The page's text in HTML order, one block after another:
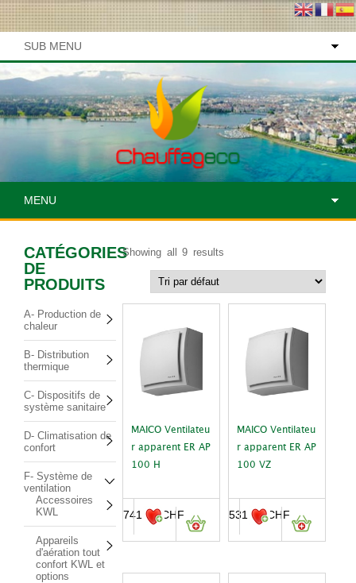
SUB MENU
MENU
CATÉGORIES
DE
PRODUITS
A- Production de
chaleur
B- Distribution
thermique
C- Dispositifs de
système sanitaire
D- Climatisation de
confort
F- Système de
ventilation
Accessoires
KWL
Appareils
d'aération tout
confort KWL et
options
Showing all 9 results
MAICO Ventilateu
r apparent ER AP
100 H
741.00CHF
MAICO Ventilateu
r apparent ER AP
100 VZ
531.00CHF